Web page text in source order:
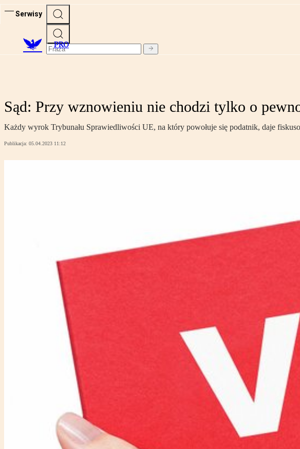
Serwisy
PRO
Sąd: Przy wznowieniu nie chodzi tylko o
Każdy wyrok Trybunału Sprawiedliwości UE, na który powołuje się podatnik, daje
Publikacja: 05.04.2023 11:12